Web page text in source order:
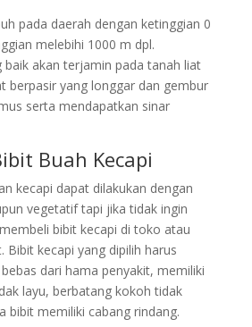
pada daerah dengan ketinggian 0
melebihi 1000 m dpl.
baik akan terjamin pada tanah liat
berpasir yang longgar dan gembur
serta mendapatkan sinar
Buah Kecapi
kecapi dapat dilakukan dengan
vegetatif tapi jika tidak ingin
bibit kecapi di toko atau
Bibit kecapi yang dipilih harus
dari hama penyakit, memiliki
layu, berbatang kokoh tidak
bibit memiliki cabang rindang.